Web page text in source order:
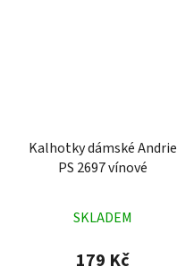
Kalhotky dámské Andrie
PS 2697 vínové
hodnocení
produktu
SKLADEM
179 Kč